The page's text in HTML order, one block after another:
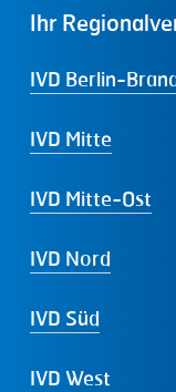
Ihr
IVD Berlin-
IVD Mitte
IVD Mitte-Ost
IVD Nord
IVD Süd
IVD West